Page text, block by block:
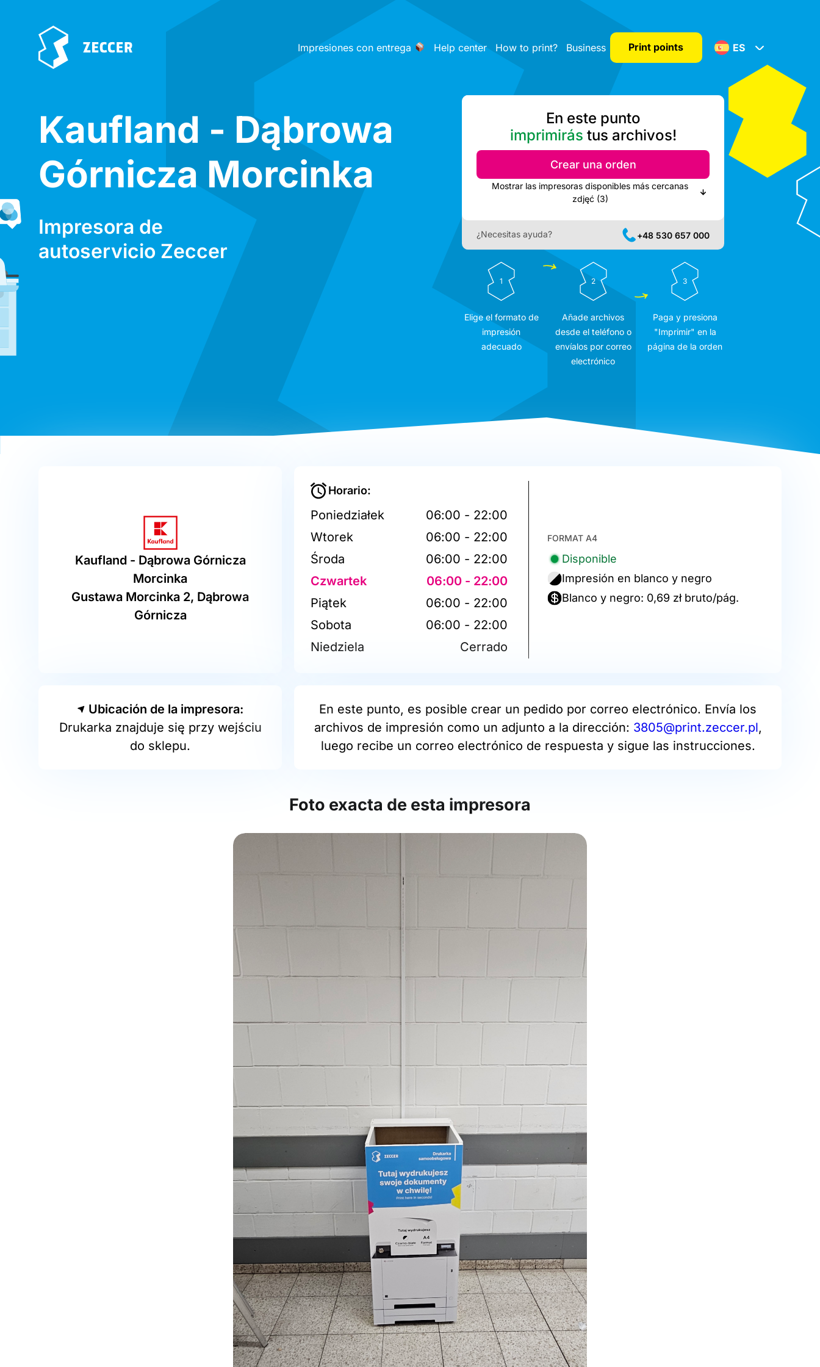
Impresiones con entrega Help center How to print? Business Print points ES
Kaufland - Dąbrowa
Górnicza Morcinka
Impresora de
autoservicio Zeccer
En este punto
imprimirás tus archivos!
Crear una orden
Mostrar las impresoras disponibles más cercanas
zdjęć (3)
¿Necesitas ayuda? +48 530 657 000
1
Elige el formato de
impresión
adecuado
2
Añade archivos
desde el teléfono o
envíalos por correo
electrónico
3
Paga y presiona
"Imprimir" en la
página de la orden
Kaufland - Dąbrowa Górnicza
Morcinka
Gustawa Morcinka 2, Dąbrowa
Górnicza
Horario:
Poniedziałek
06:00 - 22:00
Wtorek
06:00 - 22:00
Środa
06:00 - 22:00
Czwartek
06:00 - 22:00
Piątek
06:00 - 22:00
Sobota
06:00 - 22:00
Niedziela
Cerrado
FORMAT A4
Disponible
Impresión en blanco y negro
Blanco y negro: 0,69 zł bruto/pág.
Ubicación de la impresora:
Drukarka znajduje się przy wejściu
do sklepu.
En este punto, es posible crear un pedido por correo electrónico. Envía los
archivos de impresión como un adjunto a la dirección: 3805@print.zeccer.pl,
luego recibe un correo electrónico de respuesta y sigue las instrucciones.
Foto exacta de esta impresora